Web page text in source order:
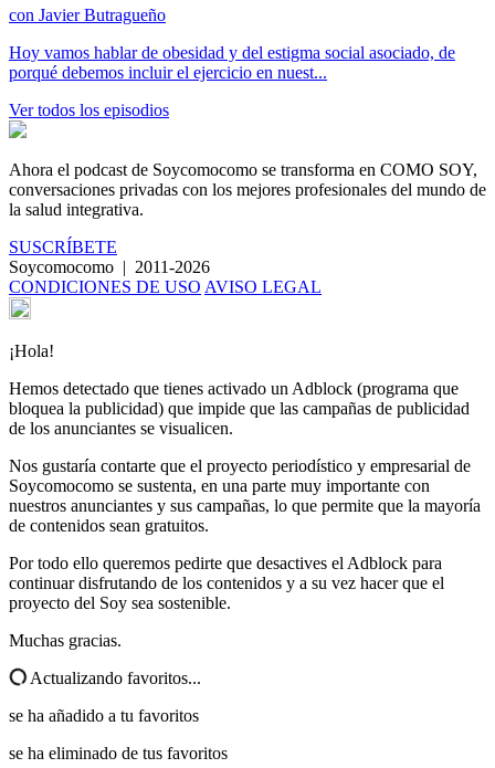
con Javier Butragueño
Hoy vamos hablar de obesidad y del estigma social asociado, de
porqué debemos incluir el ejercicio en nuest...
Ver todos los episodios
Ahora el podcast de Soycomocomo se transforma en COMO SOY,
conversaciones privadas con los mejores profesionales del mundo de
la salud integrativa.
SUSCRÍBETE
Soycomocomo | 2011-2026
CONDICIONES DE USO AVISO LEGAL
¡Hola!
Hemos detectado que tienes activado un Adblock (programa que
bloquea la publicidad) que impide que las campañas de publicidad
de los anunciantes se visualicen.
Nos gustaría contarte que el proyecto periodístico y empresarial de
Soycomocomo se sustenta, en una parte muy importante con
nuestros anunciantes y sus campañas, lo que permite que la mayoría
de contenidos sean gratuitos.
Por todo ello queremos pedirte que desactives el Adblock para
continuar disfrutando de los contenidos y a su vez hacer que el
proyecto del Soy sea sostenible.
Muchas gracias.
Actualizando favoritos...
se ha añadido a tu favoritos
se ha eliminado de tus favoritos